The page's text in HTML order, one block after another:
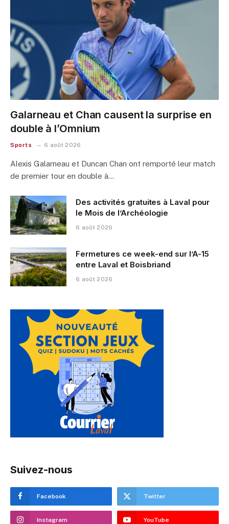
Galarneau et Chan causent la surprise en
double à l’Omnium
Sports 6 août 2026
Alexis Galarneau et Duncan Chan ont remporté leur match
de premier tour en double à…
Des activités gratuites à Laval pour
le Mois de l’Archéologie
6 août 2026
Fermetures ce week-end sur l’A-15
entre Laval et Boisbriand
6 août 2026
Suivez-nous
Facebook Twitter
Instagram YouTube